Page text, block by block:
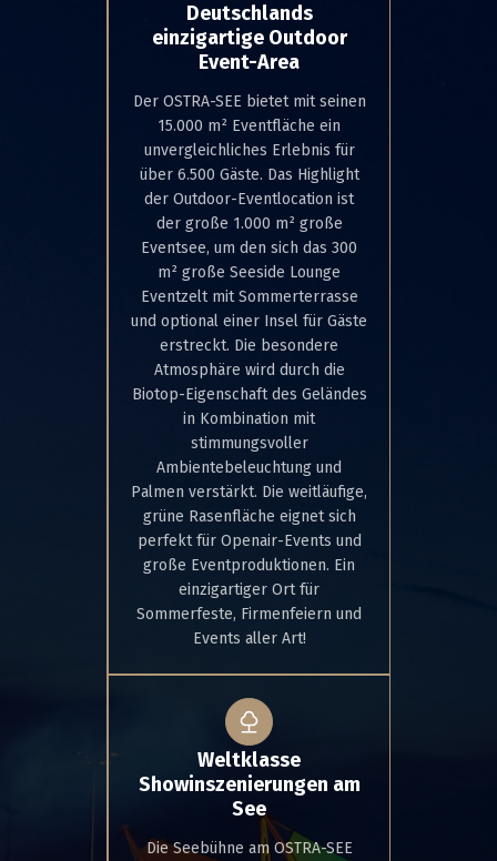
Deutschlands
einzigartige Outdoor
Event-Area
Der OSTRA-SEE bietet mit seinen
15.000 m² Eventfläche ein
unvergleichliches Erlebnis für
über 6.500 Gäste. Das Highlight
der Outdoor-Eventlocation ist
der große 1.000 m² große
Eventsee, um den sich das 300
m² große Seeside Lounge
Eventzelt mit Sommerterrasse
und optional einer Insel für Gäste
erstreckt. Die besondere
Atmosphäre wird durch die
Biotop-Eigenschaft des Geländes
in Kombination mit
stimmungsvoller
Ambientebeleuchtung und
Palmen verstärkt. Die weitläufige,
grüne Rasenfläche eignet sich
perfekt für Openair-Events und
große Eventproduktionen. Ein
einzigartiger Ort für
Sommerfeste, Firmenfeiern und
Events aller Art!
Weltklasse
Showinszenierungen am
See
Die Seebühne am OSTRA-SEE